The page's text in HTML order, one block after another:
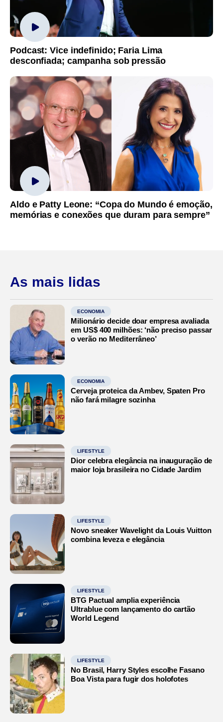
Podcast: Vice indefinido; Faria Lima
desconfiada; campanha sob pressão
Aldo e Patty Leone: “Copa do Mundo é emoção,
memórias e conexões que duram para sempre”
As mais lidas
ECONOMIA
Milionário decide doar empresa avaliada
em US$ 400 milhões: ‘não preciso passar
o verão no Mediterrâneo’
ECONOMIA
Cerveja proteica da Ambev, Spaten Pro
não fará milagre sozinha
LIFESTYLE
Dior celebra elegância na inauguração de
maior loja brasileira no Cidade Jardim
LIFESTYLE
Novo sneaker Wavelight da Louis Vuitton
combina leveza e elegância
LIFESTYLE
BTG Pactual amplia experiência
Ultrablue com lançamento do cartão
World Legend
LIFESTYLE
No Brasil, Harry Styles escolhe Fasano
Boa Vista para fugir dos holofotes